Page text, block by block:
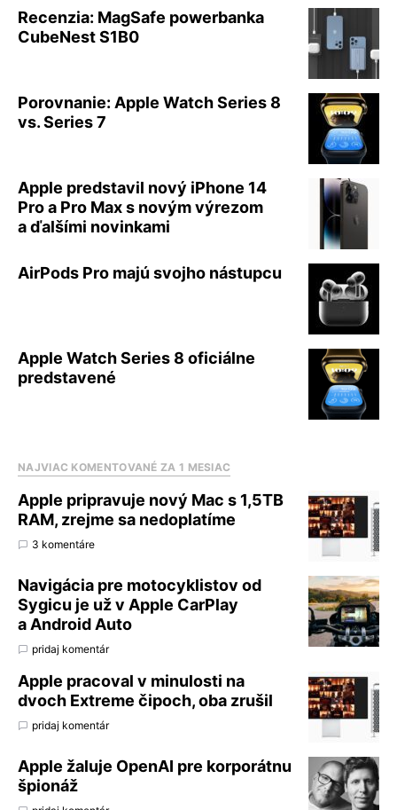
Recenzia: MagSafe powerbanka
CubeNest S1B0
Porovnanie: Apple Watch Series 8
vs. Series 7
Apple predstavil nový iPhone 14
Pro a Pro Max s novým výrezom
a ďalšími novinkami
AirPods Pro majú svojho nástupcu
Apple Watch Series 8 oficiálne
predstavené
NAJVIAC KOMENTOVANÉ ZA 1 MESIAC
Apple pripravuje nový Mac s 1,5TB
RAM, zrejme sa nedoplatíme
3 komentáre
Navigácia pre motocyklistov od
Sygicu je už v Apple CarPlay
a Android Auto
pridaj komentár
Apple pracoval v minulosti na
dvoch Extreme čipoch, oba zrušil
pridaj komentár
Apple žaluje OpenAI pre korporátnu
špionáž